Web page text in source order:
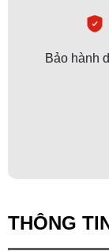
Bảo hành
THÔNG